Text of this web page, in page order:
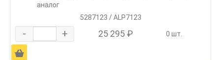
аналог
5287123 / ALP7123
- + 25 295 ₽ 0 шт.
Ä